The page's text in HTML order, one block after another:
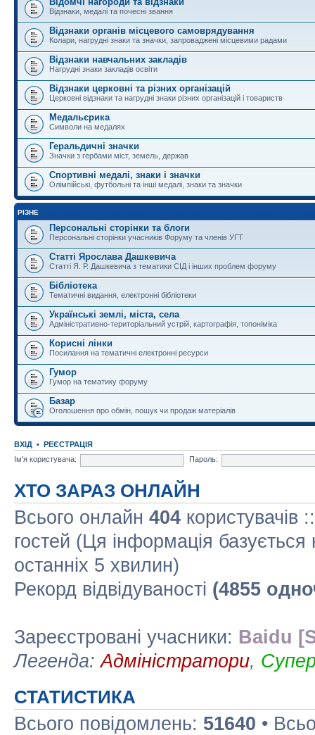
Відзнаки, медалі та почесні звання
Відзнаки органів місцевого самоврядування
Колари, нагрудні знаки та значки, запроваджені місцевими радами
Відзнаки навчальних закладів
Нагрудні знаки закладів освіти
Відзнаки церковні та різних організацій
Церковні відзнаки та нагрудні знаки різних організацій і товариств
Медальєрика
Символи на медалях
Геральдичні значки
Значки з гербами міст, земель, держав
Спортивні медалі, знаки і значки
Олімпійські, футбольні та інші медалі, знаки та значки
РІЗНЕ
Персональні сторінки та блоги
Персональні сторінки учасників Форуму та членів УГТ
Статті Ярослава Дашкевича
Статті Я. Р. Дашкевича з тематики СІД і інших проблем форуму
Бібліотека
Тематичні видання, електронні бібліотеки
Українські землі, міста, села
Адміністративно-територіальний устрій, картографія, топоніміка
Корисні лінки
Посилання на тематичні електронні ресурси
Гумор
Гумор на тематику форуму
Базар
Оголошення про обмін, пошук чи продаж матеріалів
ВХІД • РЕЄСТРАЦІЯ
Ім'я користувача:
Пароль:
ХТО ЗАРАЗ ОНЛАЙН
Всього онлайн 404 користувачів
гостей (Ця інформація базується
останніх 5 хвилин)
Рекорд відвідуваності (4855
Зареєстровані учасники: Baidu
Легенда:Адміністратори,
СТАТИСТИКА
Всього повідомлень: 51640 •